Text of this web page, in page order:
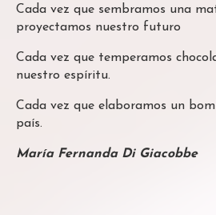
Cada vez que sembramos una
proyectamos nuestro futuro
Cada vez que temperamos
nuestro espíritu.
Cada vez que elaboramos un
país.
María Fernanda Di Giacobbe